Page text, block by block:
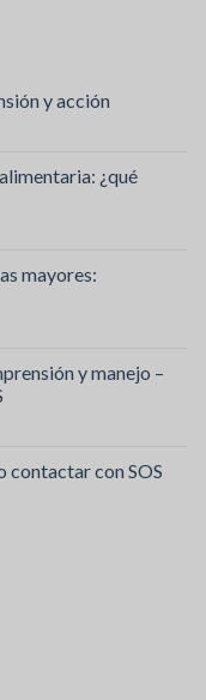
y acción
¿qué
mayores:
y manejo –
contactar con SOS